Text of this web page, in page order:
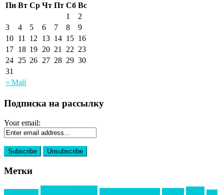
Пн Вт Ср Чт Пт Сб Вс
« Май
1
2
3
4 5 6 7 8
9
10 11 12 13 14 15 16
17 18 19 20 21 22 23
24 25 26 27 28 29 30
31
Подписка на рассылку
Your email:
Метки